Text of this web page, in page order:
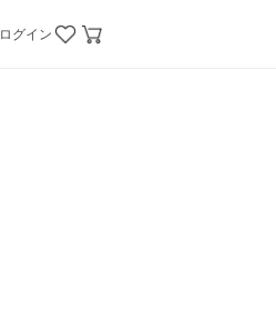
ログイン